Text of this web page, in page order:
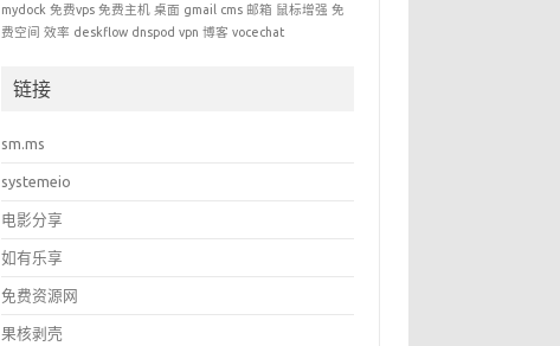
mydock 免费vps 免费主机 桌面 gmail cms 邮箱 鼠标增强 免
费空间 效率 deskflow dnspod vpn 博客 vocechat
链接
sm.ms
systemeio
电影分享
如有乐享
免费资源网
果核剥壳